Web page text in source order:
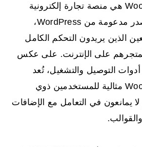
WooCommerce هي منصة تجارة إلكترونية
مفتوحة المصدر مدعومة من WordPress،
الذين يريدون التحكم الكامل
على الإنترنت. على عكس
التوصيل والتشغيل، تُعد
WooCommerce مثالية للمستخدمين ذوي
لا يمانعون في التعامل مع الإضافات